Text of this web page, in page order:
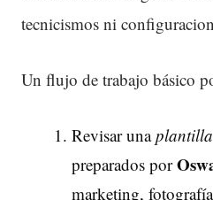
tecnicismos ni
Un flujo de trabajo básico
Revisar una
preparados por
marketing,